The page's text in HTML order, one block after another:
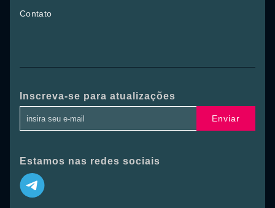
Contato
Inscreva-se para atualizações
Enviar
Estamos nas redes sociais